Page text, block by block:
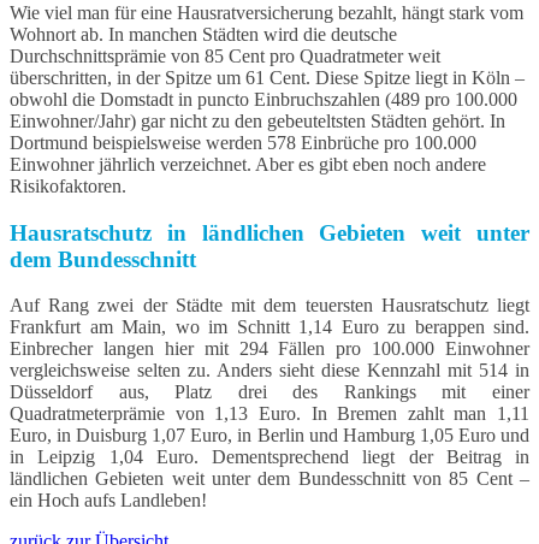
Wie viel man für eine Hausratversicherung bezahlt, hängt stark vom
Wohnort ab. In manchen Städten wird die deutsche
Durchschnittsprämie von 85 Cent pro Quadratmeter weit
überschritten, in der Spitze um 61 Cent. Diese Spitze liegt in Köln –
obwohl die Domstadt in puncto Einbruchszahlen (489 pro 100.000
Einwohner/Jahr) gar nicht zu den gebeuteltsten Städten gehört. In
Dortmund beispielsweise werden 578 Einbrüche pro 100.000
Einwohner jährlich verzeichnet. Aber es gibt eben noch andere
Risikofaktoren.
Hausratschutz in ländlichen Gebieten weit unter
dem Bundesschnitt
Auf Rang zwei der Städte mit dem teuersten Hausratschutz liegt
Frankfurt am Main, wo im Schnitt 1,14 Euro zu berappen sind.
Einbrecher langen hier mit 294 Fällen pro 100.000 Einwohner
vergleichsweise selten zu. Anders sieht diese Kennzahl mit 514 in
Düsseldorf aus, Platz drei des Rankings mit einer
Quadratmeterprämie von 1,13 Euro. In Bremen zahlt man 1,11
Euro, in Duisburg 1,07 Euro, in Berlin und Hamburg 1,05 Euro und
in Leipzig 1,04 Euro. Dementsprechend liegt der Beitrag in
ländlichen Gebieten weit unter dem Bundesschnitt von 85 Cent –
ein Hoch aufs Landleben!